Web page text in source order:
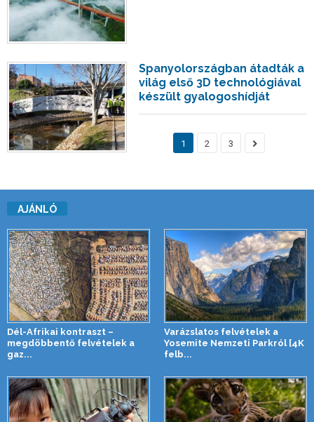
Spanyolországban átadták a
világ első 3D technológiával
készült gyalogoshídját
1 2 3
AJÁNLÓ
Dél-Afrikai kontraszt –
megdöbbentő felvételek a
gaz...
Varázslatos felvételek a
Yosemite Nemzeti Parkról [4K
felb...